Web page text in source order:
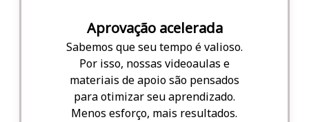
Aprovação acelerada
Sabemos que seu tempo é valioso.
Por isso, nossas videoaulas e
materiais de apoio são pensados
para otimizar seu aprendizado.
Menos esforço, mais resultados.